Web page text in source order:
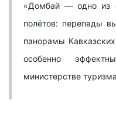
«Домбай — одно из
полётов: перепады
панорамы
особенно
министерстве